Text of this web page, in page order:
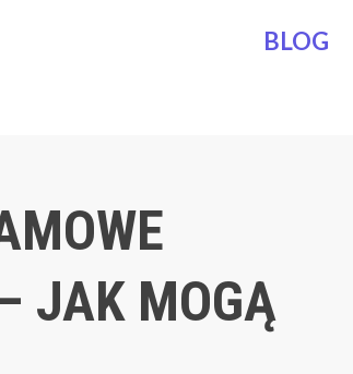
BLOG
JAK MOGĄ